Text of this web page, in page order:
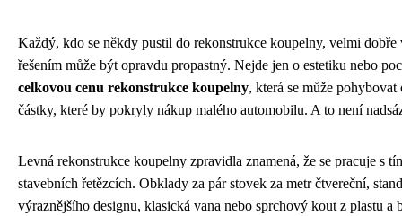
Každý, kdo se někdy pustil do rekonstrukce koupelny, velmi
řešením může být opravdu propastný. Nejde jen o estetiku nebo
celkovou cenu rekonstrukce koupelny, která se může
částky, které by pokryly nákup malého automobilu. A to není
Levná rekonstrukce koupelny zpravidla znamená, že se pracuje s
stavebních řetězcích. Obklady za pár stovek za metr čtvereční,
výraznějšího designu, klasická vana nebo sprchový kout z plastu a